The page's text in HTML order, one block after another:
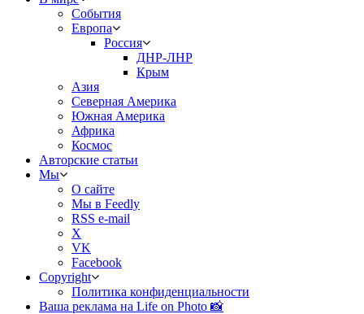
События
Европа
Россия
ДНР-ЛНР
Крым
Азия
Северная Америка
Южная Америка
Африка
Космос
Авторские статьи
Мы
О сайте
Мы в Feedly
RSS e-mail
X
VK
Facebook
Copyright
Политика конфиденциальности
Ваша реклама на Life on Photo 📸